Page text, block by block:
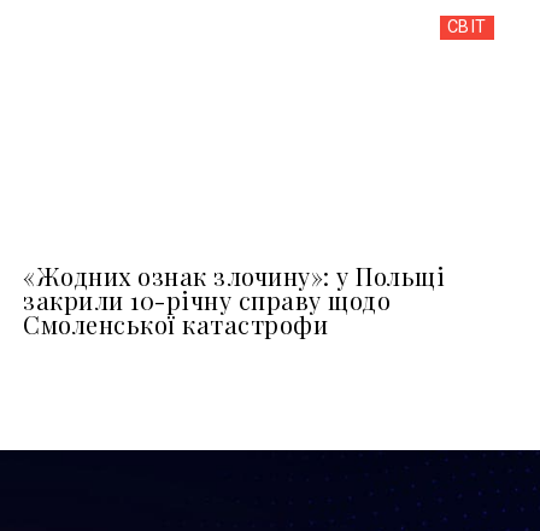
СВІТ
«Жодних ознак злочину»: у Польщі
закрили 10-річну справу щодо
Смоленської катастрофи